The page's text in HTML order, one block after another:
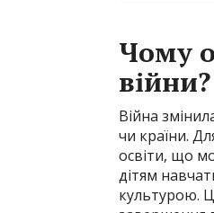
Чому
війни?
Війна
чи країни.
освіти, що
дітям
культурою.